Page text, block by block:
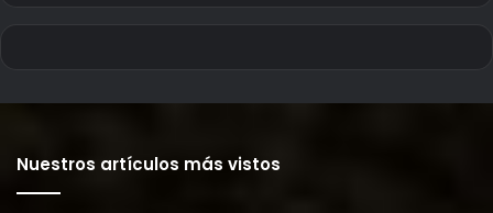
Nuestros artículos más vistos